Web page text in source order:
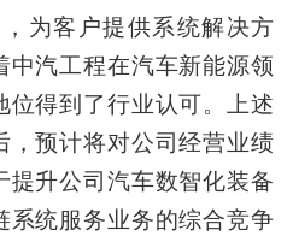
为客户提供系统解决方
汽工程在汽车新能源领
得到了行业认可。上述
，预计将对公司经营业绩
提升公司汽车数智化装备
系统服务业务的综合竞争